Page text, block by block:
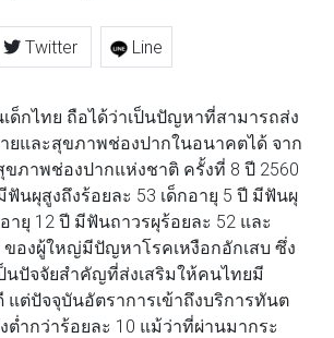
Twitter Line
ด็กไทย ถือได้ว่าเป็นปัญหาที่สามารถส่ง
ยและสุขภาพช่องปากในอนาคตได้ จาก
ขภาพช่องปากแห่งชาติ ครั้งที่ 8 ปี 2560
ฟันผุสูงถึงร้อยละ 53 เด็กอายุ 5 ปี มีฟันผุ
ายุ 12 ปี มีฟันถาวรผุร้อยละ 52 และ
ของผู้ใหญ่มีปัญหาโรคเหงือกอักเสบ ซึ่ง
นปัจจัยสำคัญที่ส่งเสริมให้คนไทยมี
ต่ปัจจุบันอัตราการเข้าถึงบริการทันต
ต่ำกว่าร้อยละ 10 แม้ว่าที่ผ่านมากระ